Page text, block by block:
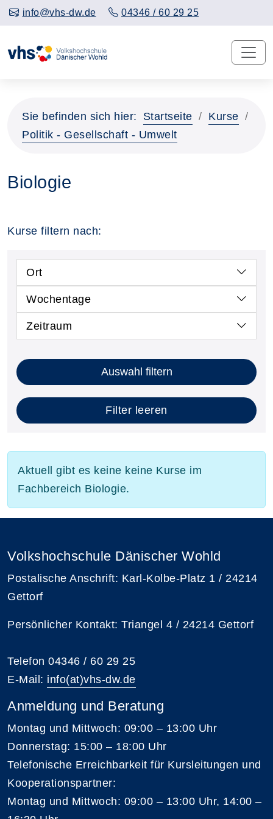
info@vhs-dw.de 04346 / 60 29 25
Sie befinden sich hier: Startseite
Kurse
Politik - Gesellschaft - Umwelt
Biologie
Kurse filtern nach:
Ort
Wochentage
Zeitraum
Auswahl filtern
Filter leeren
Aktuell gibt es keine keine Kurse im
Fachbereich Biologie.
Volkshochschule Dänischer Wohld
Postalische Anschrift: Karl-Kolbe-Platz 1 / 24214
Gettorf
Persönlicher Kontakt: Triangel 4 / 24214 Gettorf
Telefon 04346 / 60 29 25
E-Mail: info(at)vhs-dw.de
Anmeldung und Beratung
Montag und Mittwoch: 09:00 – 13:00 Uhr
Donnerstag: 15:00 – 18:00 Uhr
Telefonische Erreichbarkeit für Kursleitungen und
Kooperationspartner:
Montag und Mittwoch: 09:00 – 13:00 Uhr, 14:00 –